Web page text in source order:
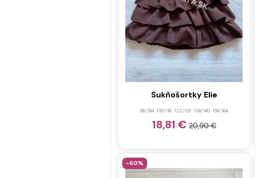
Sukňošortky Elie
98/104 110/116 122/128 134/140 158/164
18,81 €20,90 €
-60%